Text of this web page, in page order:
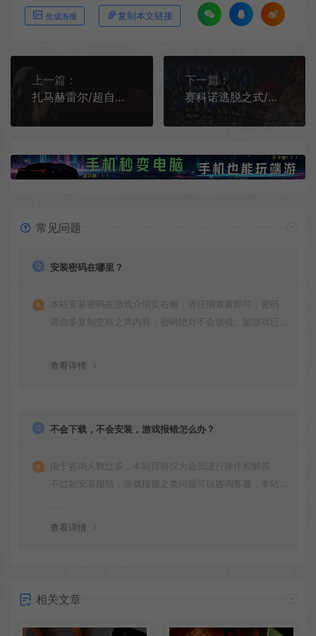
生成海报 复制本文链接
上一篇：
扎马赫雷尔/超自然恐怖生存游戏 ZahmahreL 下载
下一篇：
赛科诺逃脱之式/迷宫探索逃脱游戏 Saiko no sutoka no shiki 下载
常见问题
安装密码在哪里？
本站安装密码在游戏介绍页右侧，请仔细查看即可，密码
请勿多复制空格之类内容，密码绝对不会放错。如游戏已
查看详情
不会下载，不会安装，游戏报错怎么办？
由于咨询人数过多，本站目前仅为会员进行操作和解答，
不过如安装报错，游戏报错之类问题可以咨询客服，本站
查看详情
相关文章